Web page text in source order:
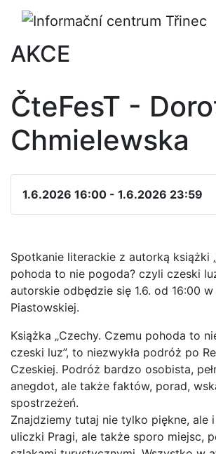
AKCE
ČteFesT -
Chmielewska
1.6.2026 16:00 - 1.6.2026 23:59
Spotkanie literackie z autorką książki
pohoda to nie pogoda? czyli czeski
autorskie odbędzie się 1.6. od 16:00 w
Piastowskiej.
Książka „Czechy. Czemu pohoda to
czeski luz”, to niezwykła podróż po
Czeskiej. Podróż bardzo osobista,
anegdot, ale także faktów, porad,
spostrzeżeń.
Znajdziemy tutaj nie tylko piękne, ale
uliczki Pragi, ale także sporo miejsc,